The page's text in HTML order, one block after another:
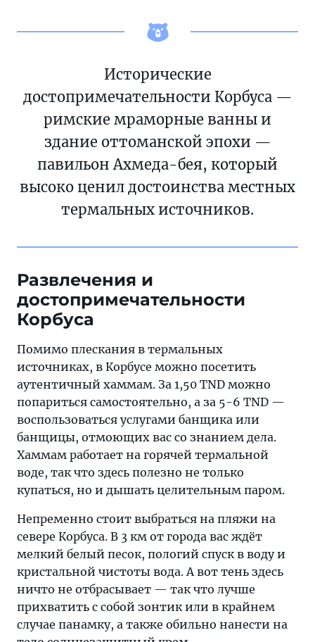
Исторические
достопримечательности Корбуса —
римские мраморные ванны и
здание оттоманской эпохи —
павильон Ахмеда-бея, который
высоко ценил достоинства местных
термальных источников.
Развлечения и
достопримечательности
Корбуса
Помимо плескания в термальных
источниках, в Корбусе можно посетить
аутентичный хаммам. За 1,50 TND можно
попариться самостоятельно, а за 5-6 TND —
воспользоваться услугами банщика или
банщицы, отмоющих вас со знанием дела.
Хаммам работает на горячей термальной
воде, так что здесь полезно не только
купаться, но и дышать целительным паром.
Непременно стоит выбраться на пляжи на
севере Корбуса. В 3 км от города вас ждёт
мелкий белый песок, пологий спуск в воду и
кристальной чистоты вода. А вот тень здесь
ничто не отбрасывает — так что лучше
прихватить с собой зонтик или в крайнем
случае панамку, а также обильно нанести на